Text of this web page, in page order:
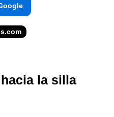
la silla